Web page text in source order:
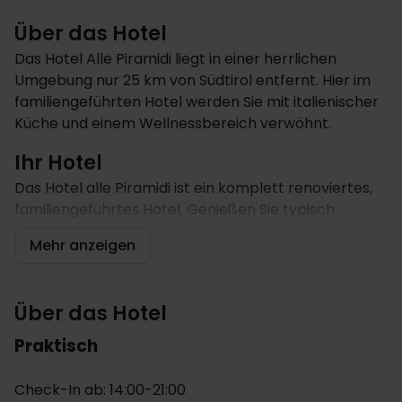
Über das Hotel
Das Hotel Alle Piramidi liegt in einer herrlichen
Umgebung nur 25 km von Südtirol entfernt. Hier im
familiengeführten Hotel werden Sie mit italienischer
Küche und einem Wellnessbereich verwöhnt.
Ihr Hotel
Das Hotel alle Piramidi ist ein komplett renoviertes,
familiengeführtes Hotel. Genießen Sie typisch
Gerichte im Hotelrestaurant und lassen Sie sich
abschließen, wobei Sie am angebotenen
zwischen Trento und Cavalese ist ein idealer
Mehr anzeigen
Über das Hotel
Praktisch
Check-In ab: 14:00-21:00